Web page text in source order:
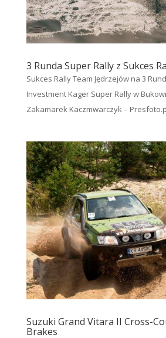
3 Runda Super Rally z Sukces
Sukces Rally Team Jędrzejów na 3
Investment Kager Super Rally w
Zakamarek Kaczmwarczyk –
Suzuki Grand Vitara II Cross-
Brakes